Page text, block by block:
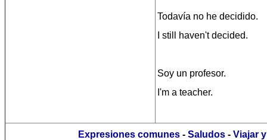
Todavía no he decidido.
I still haven't decided.
Soy un profesor.
I'm a teacher.
Expresiones comunes- Saludos- Viajar